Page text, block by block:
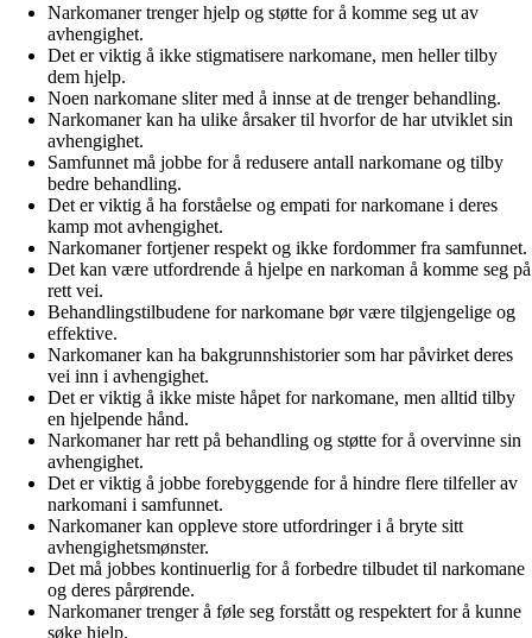
Narkomaner trenger hjelp og støtte for å komme seg ut av
avhengighet.
Det er viktig å ikke stigmatisere narkomane, men heller tilby
dem hjelp.
Noen narkomane sliter med å innse at de trenger behandling.
Narkomaner kan ha ulike årsaker til hvorfor de har utviklet sin
avhengighet.
Samfunnet må jobbe for å redusere antall narkomane og tilby
bedre behandling.
Det er viktig å ha forståelse og empati for narkomane i deres
kamp mot avhengighet.
Narkomaner fortjener respekt og ikke fordommer fra samfunnet.
Det kan være utfordrende å hjelpe en narkoman å komme seg på
rett vei.
Behandlingstilbudene for narkomane bør være tilgjengelige og
effektive.
Narkomaner kan ha bakgrunnshistorier som har påvirket deres
vei inn i avhengighet.
Det er viktig å ikke miste håpet for narkomane, men alltid tilby
en hjelpende hånd.
Narkomaner har rett på behandling og støtte for å overvinne sin
avhengighet.
Det er viktig å jobbe forebyggende for å hindre flere tilfeller av
narkomani i samfunnet.
Narkomaner kan oppleve store utfordringer i å bryte sitt
avhengighetsmønster.
Det må jobbes kontinuerlig for å forbedre tilbudet til narkomane
og deres pårørende.
Narkomaner trenger å føle seg forstått og respektert for å kunne
søke hjelp.